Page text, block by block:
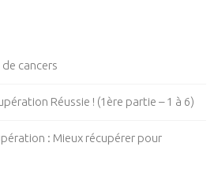
cancers
Réussie ! (1ère partie – 1 à 6)
: Mieux récupérer pour